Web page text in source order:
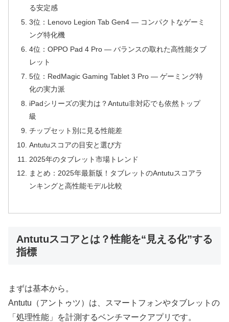
る安定感
3位：Lenovo Legion Tab Gen4 ― コンパクトなゲーミ
ング特化機
4位：OPPO Pad 4 Pro ― バランスの取れた高性能タブ
レット
5位：RedMagic Gaming Tablet 3 Pro ― ゲーミング特
化の実力派
iPadシリーズの実力は？Antutu非対応でも依然トップ
級
チップセット別に見る性能差
Antutuスコアの目安と選び方
2025年のタブレット市場トレンド
まとめ：2025年最新版！タブレットのAntutuスコアラ
ンキングと高性能モデル比較
Antutuスコアとは？性能を“見える化”する
指標
まずは基本から。
Antutu（アントゥツ）は、スマートフォンやタブレットの
「処理性能」を計測するベンチマークアプリです。